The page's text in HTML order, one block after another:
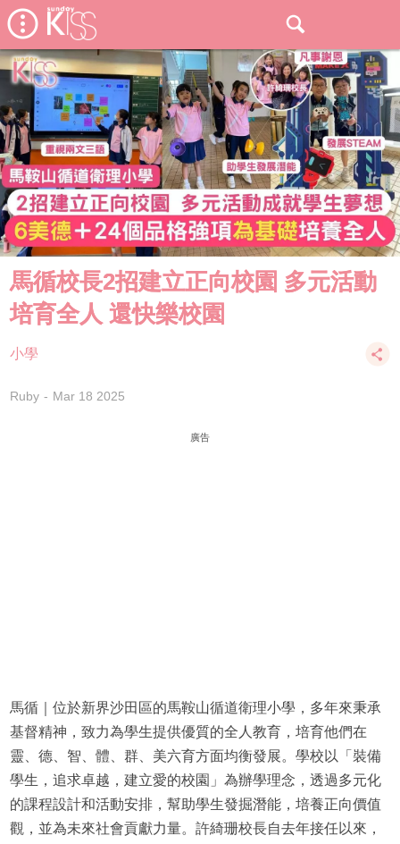
馬循校長2招建立正向校園 多元活動
培育全人 還快樂校園
小學
Ruby Mar 18 2025
廣告
馬循｜位於新界沙田區的馬鞍山循道衛理小學，多年來秉承
基督精神，致力為學生提供優質的全人教育，培育他們在
靈、德、智、體、群、美六育方面均衡發展。學校以「裝備
學生，追求卓越，建立愛的校園」為辦學理念，透過多元化
的課程設計和活動安排，幫助學生發掘潛能，培養正向價值
觀，並為未來社會貢獻力量。許綺珊校長自去年接任以來，